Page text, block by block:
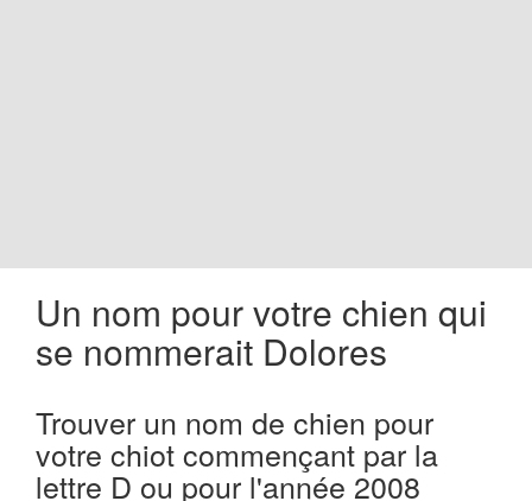
Un nom pour votre chien qui
se nommerait Dolores
Trouver un nom de chien pour
votre chiot commençant par la
lettre D ou pour l'année 2008